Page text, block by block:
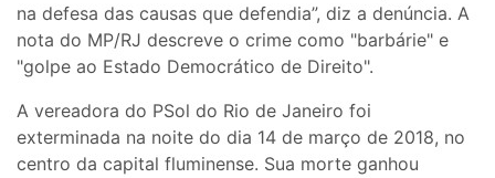
na defesa das causas que defendia”, diz a denúncia. A
nota do MP/RJ descreve o crime como "barbárie" e
"golpe ao Estado Democrático de Direito".
A vereadora do PSol do Rio de Janeiro foi
exterminada na noite do dia 14 de março de 2018, no
centro da capital fluminense. Sua morte ganhou